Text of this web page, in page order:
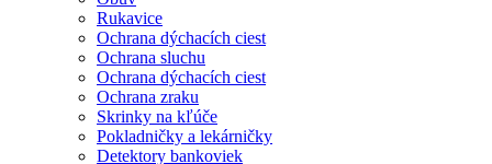
Rukavice
Ochrana dýchacích ciest
Ochrana sluchu
Ochrana dýchacích ciest
Ochrana zraku
Skrinky na kľúče
Pokladničky a lekárničky
Detektory bankoviek